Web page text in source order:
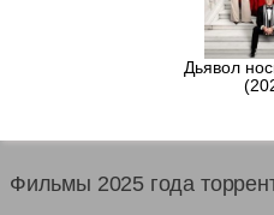
Дьявол
Фильмы 2025 года